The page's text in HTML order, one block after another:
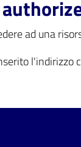
ad una